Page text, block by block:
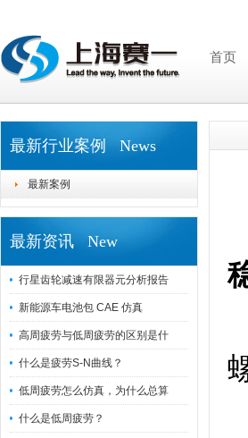
首页
最新行业案例 News
最新案例
最新资讯 New
行星齿轮减速有限器元分析报告
新能源车电池包 CAE 仿真
高周疲劳与低周疲劳的区别是什
什么是疲劳S-N曲线？
低周疲劳怎么仿真，为什么总算
什么是低周疲劳？